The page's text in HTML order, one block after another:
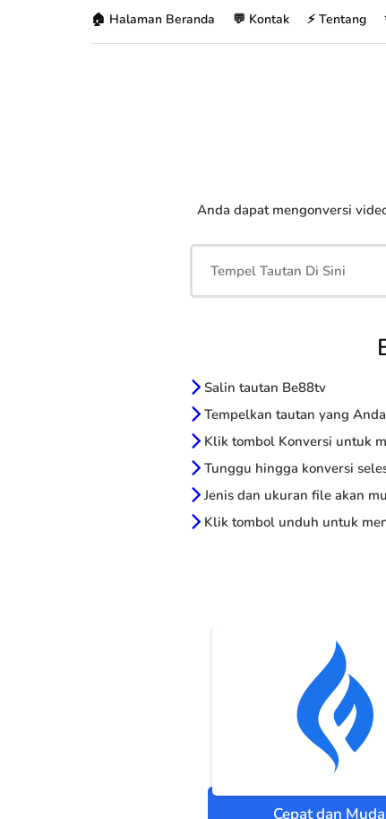
🏠 Halaman Beranda 💬 Kontak ⚡ Tentang
Anda dapat mengonversi
Salin tautan Be88tv
Tempelkan tautan yang
Klik tombol Konversi untuk
Tunggu hingga konversi
Jenis dan ukuran file akan
Klik tombol unduh untuk
Cepat dan